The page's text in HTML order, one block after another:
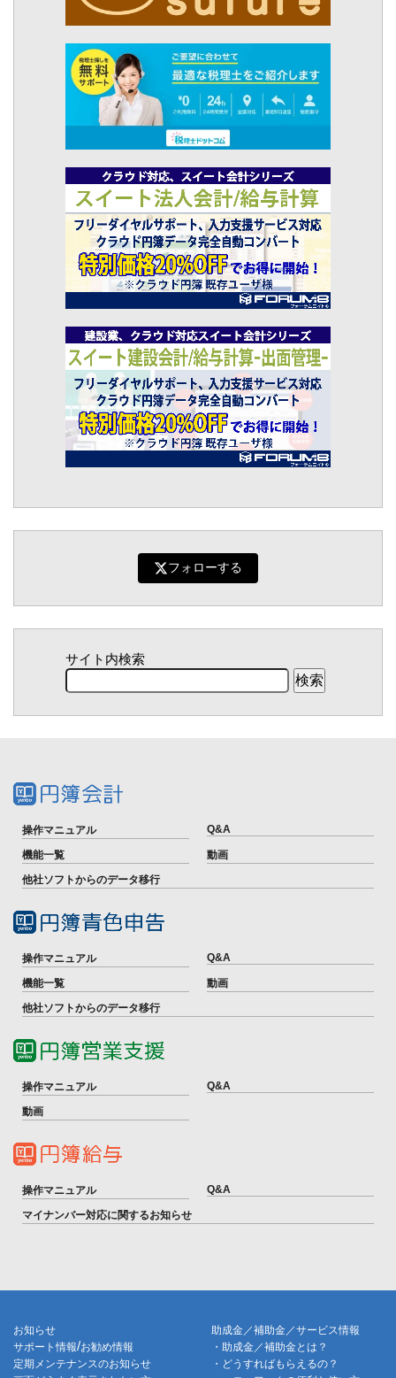
フォローする
サイト内検索
操作マニュアル Q&A
機能一覧
動画
他社ソフトからのデータ移行
操作マニュアル Q&A
機能一覧
動画
他社ソフトからのデータ移行
操作マニュアル Q&A
動画
操作マニュアル Q&A
マイナンバー対応に関するお知らせ
お知らせ
サポート情報/お勧め情報
定期メンテナンスのお知らせ
助成金／補助金／サービス情報
・助成金／補助金とは？
・どうすればもらえるの？